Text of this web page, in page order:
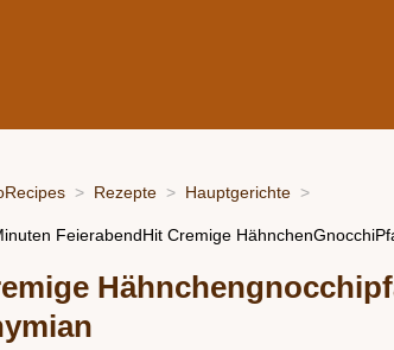
Rezepte Hauptgerichte
FeierabendHit Cremige